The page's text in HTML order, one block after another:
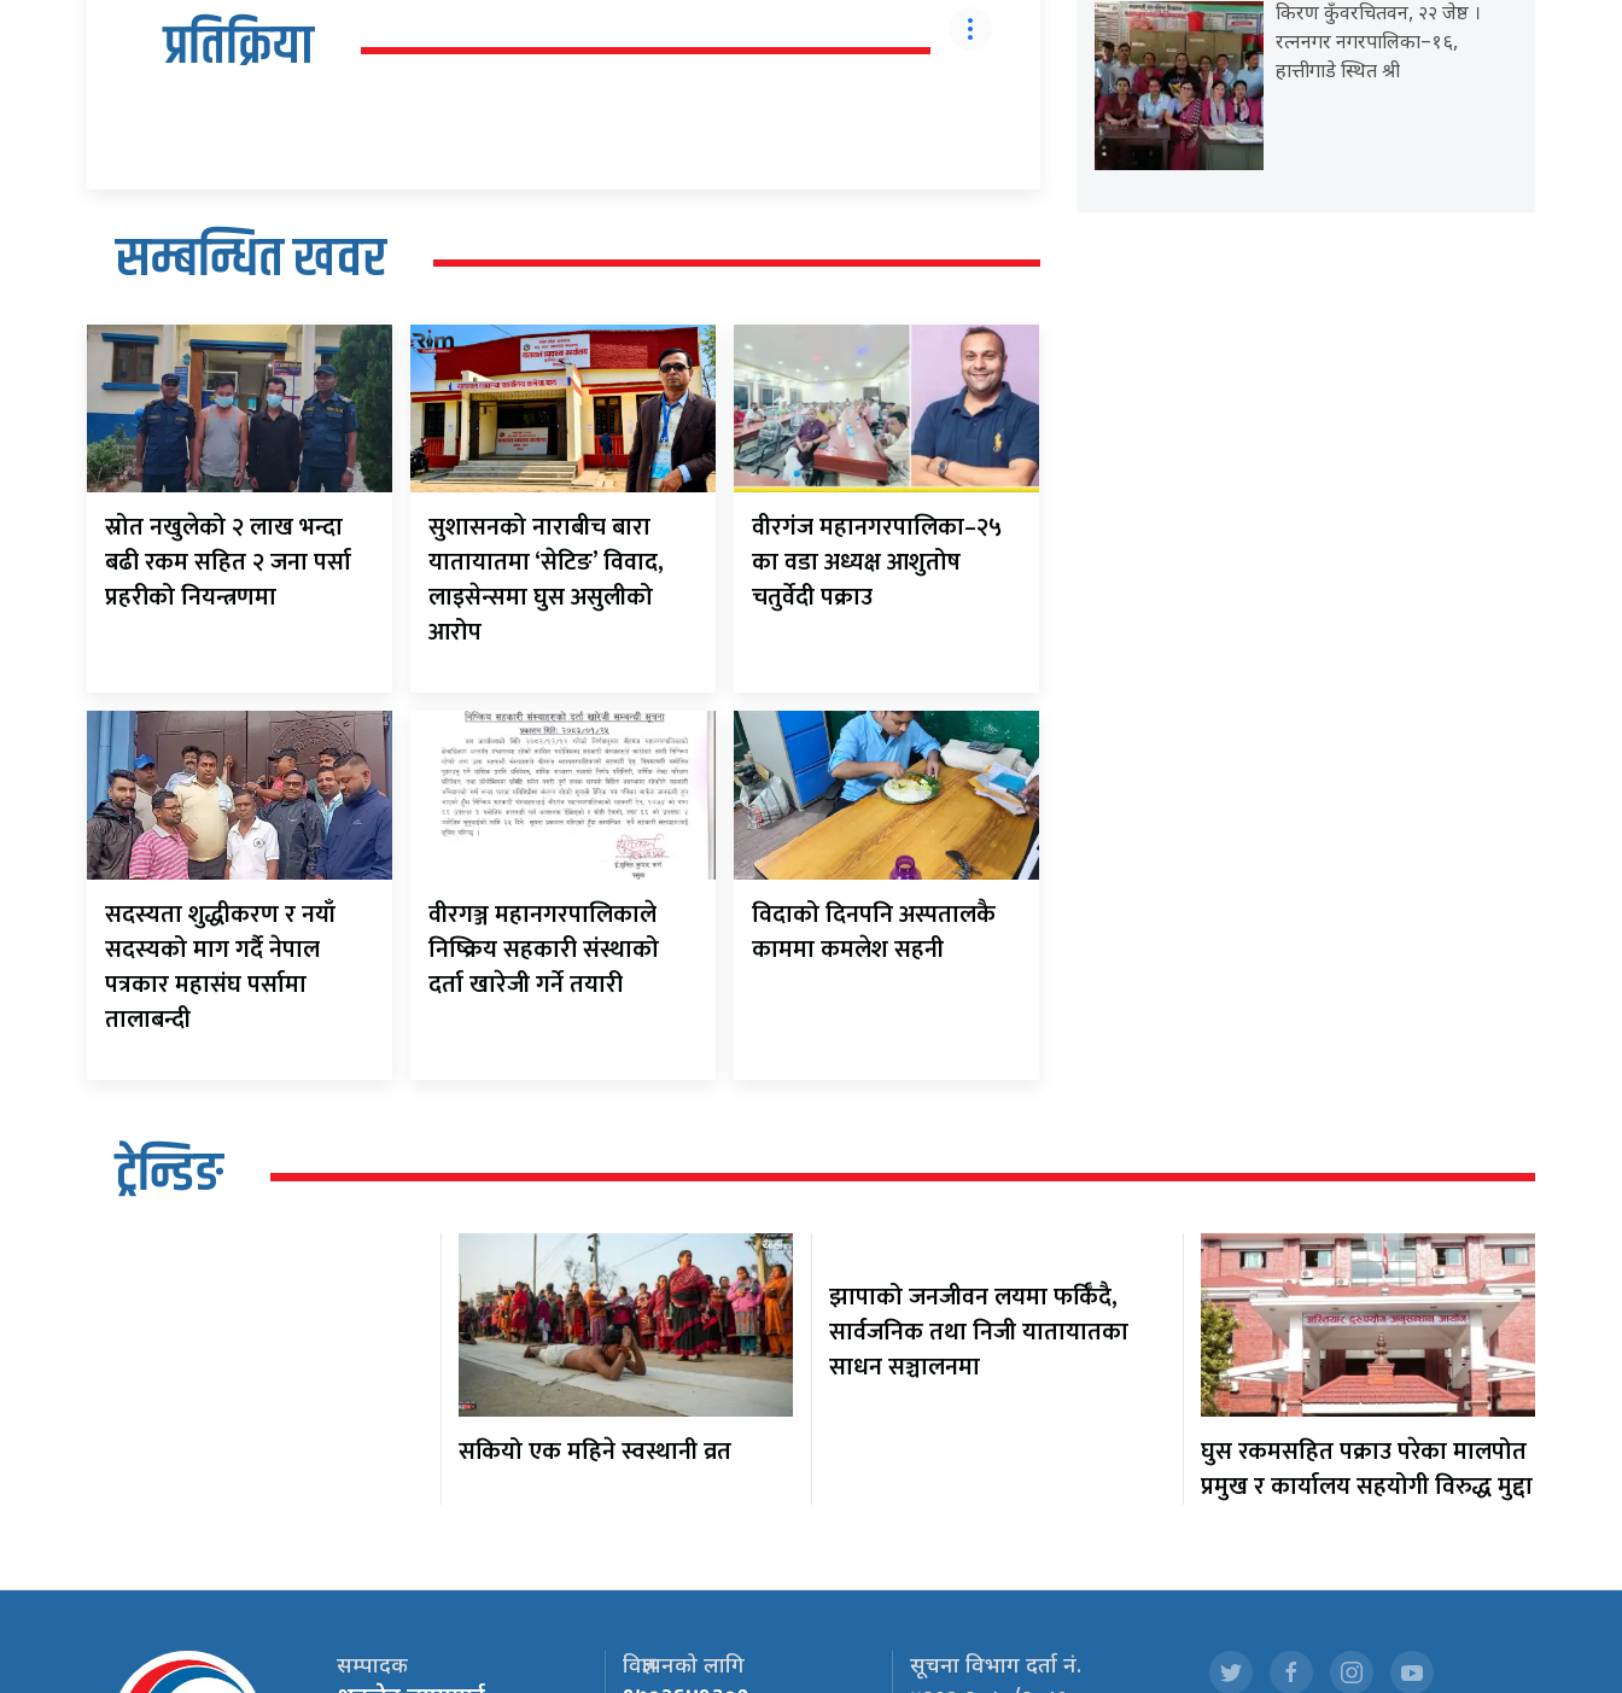
प्रतिक्रिया
सम्बन्धित खवर
स्रोत नखुलेको २ लाख भन्दा
बढी रकम सहित २ जना पर्सा
प्रहरीको नियन्त्रणमा
सुशासनको नाराबीच बारा
यातायातमा ‘सेटिङ’ विवाद,
लाइसेन्समा घुस असुलीको
आरोप
वीरगंज महानगरपालिका–२५
का वडा अध्यक्ष आशुतोष
चतुर्वेदी पक्राउ
सदस्यता शुद्धीकरण र नयाँ
सदस्यको माग गर्दै नेपाल
पत्रकार महासंघ पर्सामा
तालाबन्दी
वीरगञ्ज महानगरपालिकाले
निष्क्रिय सहकारी संस्थाको
दर्ता खारेजी गर्ने तयारी
विदाको दिनपनि अस्पतालकै
काममा कमलेश सहनी
किरण कुँवरचितवन, २२ जेष्ठ ।
रत्ननगर नगरपालिका–१६,
हात्तीगाडे स्थित श्री
ट्रेन्डिङ
सकियो एक महिने स्वस्थानी व्रत
झापाको जनजीवन लयमा फर्किँदै,
सार्वजनिक तथा निजी यातायातका
साधन सञ्चालनमा
घुस रकमसहित पक्राउ परेका मालपोत
प्रमुख र कार्यालय सहयोगी विरुद्ध मुद्दा
सम्पादक विज्ञापनको लागि
सूचना विभाग दर्ता नं.